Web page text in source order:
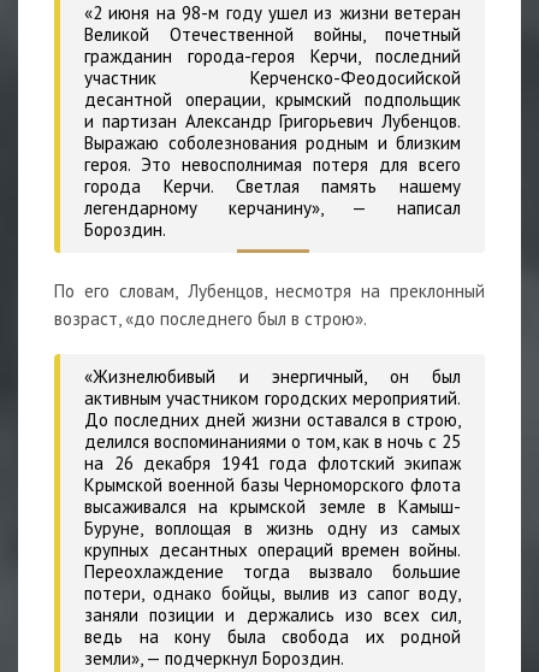
«2 июня на 98-м году ушел из жизни ветеран
Великой Отечественной войны, почетный
гражданин города-героя Керчи, последний
участник Керченско-Феодосийской
десантной операции, крымский подпольщик
и партизан Александр Григорьевич Лубенцов.
Выражаю соболезнования родным и близким
героя. Это невосполнимая потеря для всего
города Керчи. Светлая память нашему
легендарному керчанину», — написал
Бороздин.
По его словам, Лубенцов, несмотря на преклонный
возраст, «до последнего был в строю».
«Жизнелюбивый и энергичный, он был
активным участником городских мероприятий.
До последних дней жизни оставался в строю,
делился воспоминаниями о том, как в ночь с 25
на 26 декабря 1941 года флотский экипаж
Крымской военной базы Черноморского флота
высаживался на крымской земле в Камыш-
Буруне, воплощая в жизнь одну из самых
крупных десантных операций времен войны.
Переохлаждение тогда вызвало большие
потери, однако бойцы, вылив из сапог воду,
заняли позиции и держались изо всех сил,
ведь на кону была свобода их родной
земли», — подчеркнул Бороздин.